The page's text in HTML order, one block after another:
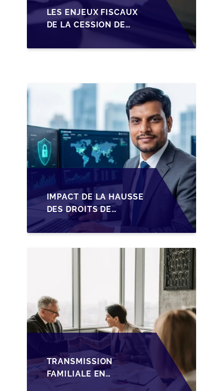
LES ENJEUX FISCAUX
DE LA CESSION DE
LES DIRIGEANTS DE
IMPACT DE LA HAUSSE
DES DROITS DE
SUCCESSION EN
WALLONIE SUR LA
TRANSMISSION
TRANSMISSION
FAMILIALE EN
WALLONIE :